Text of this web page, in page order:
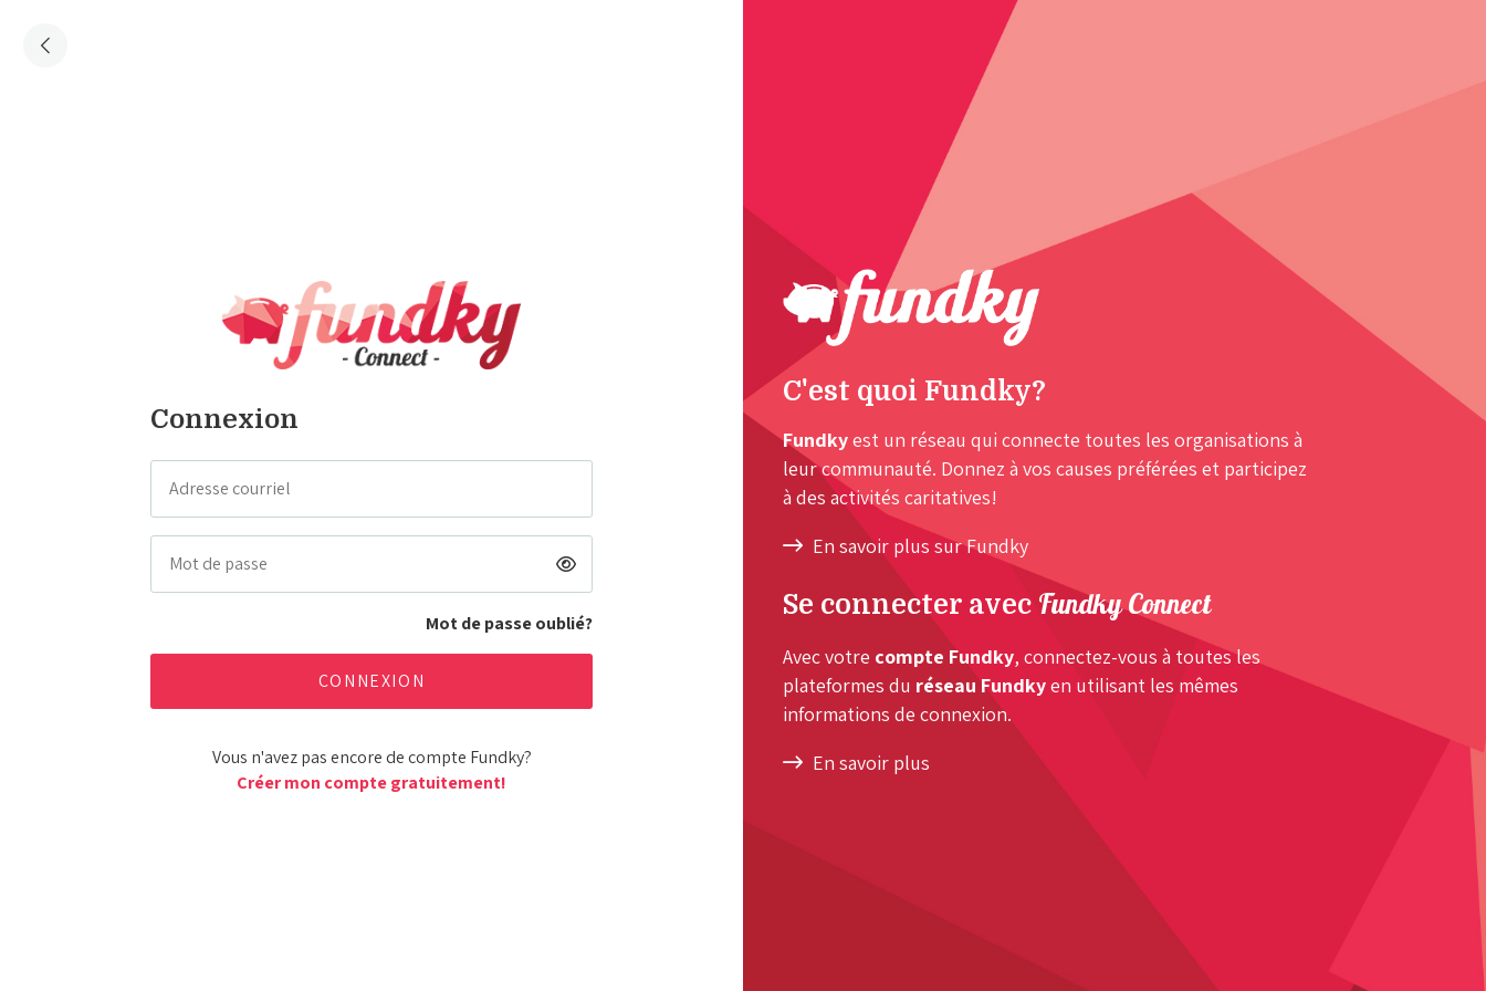
Connexion
Mot de passe oublié?
Vous n'avez pas encore de compte Fundky?
Créer mon compte gratuitement!
C'est quoi Fundky?
Fundkyest un réseau qui connecte toutes les organisations à
leur communauté. Donnez à vos causes préférées et participez
à des activités caritatives!
En savoir plus sur Fundky
Se connecter avec Fundky Connect
Avec votre compte Fundky, connectez-vous à toutes les
plateformes du réseau Fundkyen utilisant les mêmes
informations de connexion.
En savoir plus